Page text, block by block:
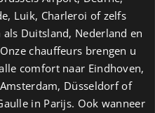
Luik, Charleroi of zelfs
Duitsland, Nederland en
chauffeurs brengen u
comfort naar Eindhoven,
Düsseldorf of
in Parijs. Ook wanneer